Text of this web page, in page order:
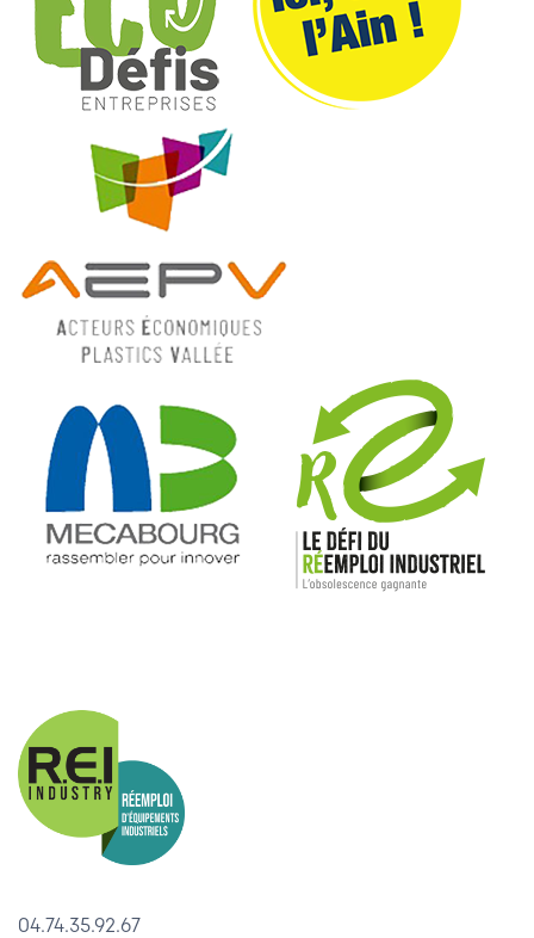
04.74.35.92.67